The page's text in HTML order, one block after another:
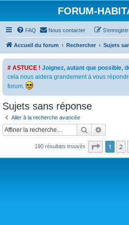
FORUM-
FAQ Nous contacter
Accueil du forum Rechercher Sujets
# ASTUCE ! Joignez, autant que possible,
cela nous aidera grandement à vous
forum.
Sujets sans réponse
Aller à la recherche avancée
Rechercher
190 résultats trouvés Page 1
1 2